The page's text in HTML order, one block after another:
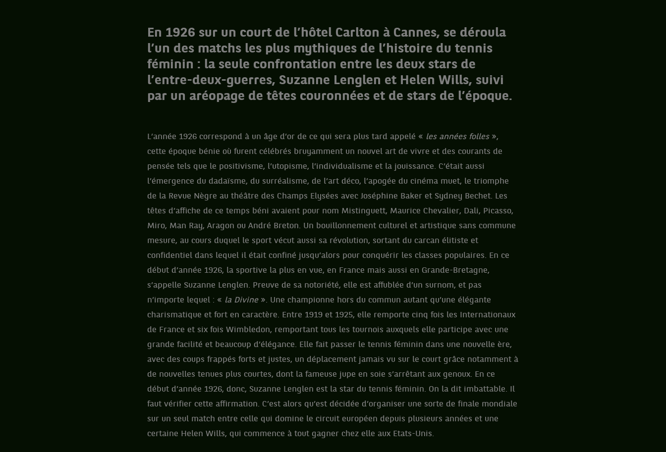
En 1926 sur un court de l’hôtel Carlton à Cannes, se déroula
l’un des matchs les plus mythiques de l’histoire du tennis
féminin : la seule confrontation entre les deux stars de
l’entre-deux-guerres, Suzanne Lenglen et Helen Wills, suivi
par un aréopage de têtes couronnées et de stars de l’époque.
L’année 1926 correspond à un âge d’or de ce qui sera plus tard appelé « les années folles»,
cette époque bénie où furent célébrés bruyamment un nouvel art de vivre et des courants de
pensée tels que le positivisme, l’utopisme, l’individualisme et la jouissance. C’était aussi
l’émergence du dadaïsme, du surréalisme, de l’art déco, l’apogée du cinéma muet, le triomphe
de la Revue Nègre au théâtre des Champs Elysées avec Joséphine Baker et Sydney Bechet. Les
têtes d’affiche de ce temps béni avaient pour nom Mistinguett, Maurice Chevalier, Dali, Picasso,
Miro, Man Ray, Aragon ou André Breton. Un bouillonnement culturel et artistique sans commune
mesure, au cours duquel le sport vécut aussi sa révolution, sortant du carcan élitiste et
confidentiel dans lequel il était confiné jusqu’alors pour conquérir les classes populaires. En ce
début d’année 1926, la sportive la plus en vue, en France mais aussi en Grande-Bretagne,
s’appelle Suzanne Lenglen. Preuve de sa notoriété, elle est affublée d’un surnom, et pas
n’importe lequel : « la Divine». Une championne hors du commun autant qu’une élégante
charismatique et fort en caractère. Entre 1919 et 1925, elle remporte cinq fois les Internationaux
de France et six fois Wimbledon, remportant tous les tournois auxquels elle participe avec une
grande facilité et beaucoup d’élégance. Elle fait passer le tennis féminin dans une nouvelle ère,
avec des coups frappés forts et justes, un déplacement jamais vu sur le court grâce notamment à
de nouvelles tenues plus courtes, dont la fameuse jupe en soie s’arrêtant aux genoux. En ce
début d’année 1926, donc, Suzanne Lenglen est la star du tennis féminin. On la dit imbattable. Il
faut vérifier cette affirmation. C’est alors qu’est décidée d’organiser une sorte de finale mondiale
sur un seul match entre celle qui domine le circuit européen depuis plusieurs années et une
certaine Helen Wills, qui commence à tout gagner chez elle aux Etats-Unis.